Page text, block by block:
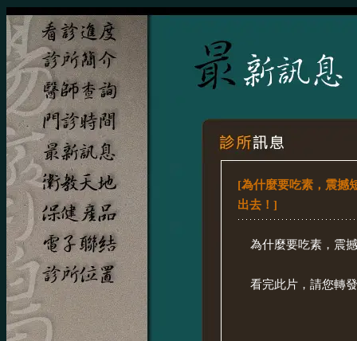
[為什麼要吃素，震撼
出去！]
為什麼要吃素，震
看完此片，請您轉